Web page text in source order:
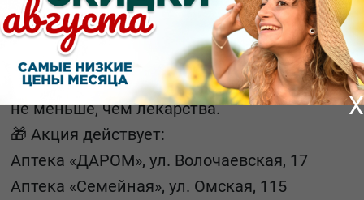
И правда — такая забота запоминается.
Акция стала отличным примером того, как
можно превратить обычный поход в аптеку
в приятное событие. Ведь внимание,
улыбка и маленький подарок иногда значат
не меньше, чем лекарства.
🎁 Акция действует:
Аптека «ДАРОМ», ул. Волочаевская, 17
Аптека «Семейная», ул. Омская, 115
X